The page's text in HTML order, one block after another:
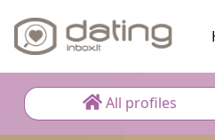
All profiles